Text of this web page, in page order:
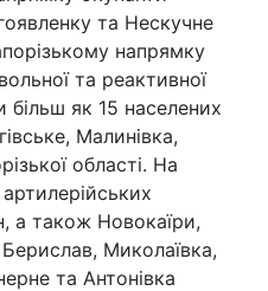
та Нескучне
напрямку
та реактивної
більш як 15 населених
Малинівка,
області. На
а також Новокаїри,
Миколаївка,
та Антонівка